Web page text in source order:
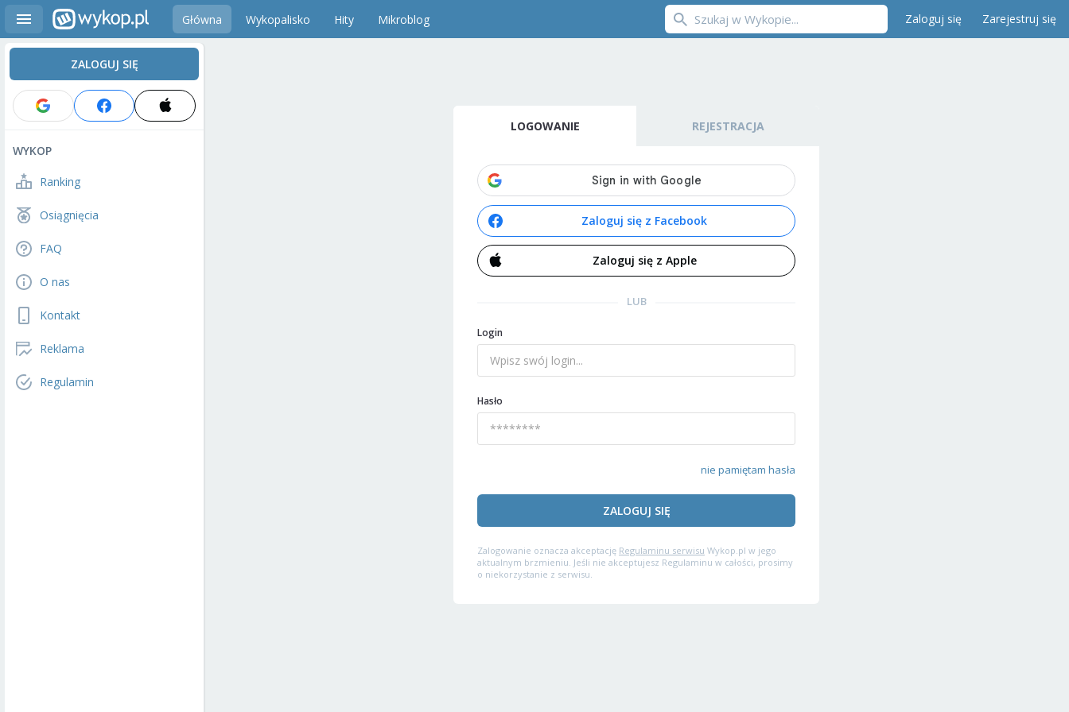
Główna Wykopalisko Hity Mikroblog Zaloguj się Zarejestruj się
ZALOGUJ SIĘ
WYKOP
Ranking
Osiągnięcia
FAQ
O nas
Kontakt
Reklama
Regulamin
LOGOWANIE REJESTRACJA
Zaloguj się z Facebook
Zaloguj się z Apple
LUB
Login
Hasło
nie pamiętam hasła
ZALOGUJ SIĘ
Zalogowanie oznacza akceptację Regulaminu serwisu Wykop.pl w jego
aktualnym brzmieniu. Jeśli nie akceptujesz Regulaminu w całości, prosimy
o niekorzystanie z serwisu.